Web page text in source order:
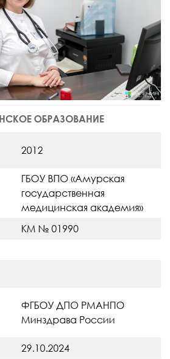
ОБРАЗОВАНИЕ
2012
ГБОУ ВПО «Амурская
государственная
медицинская академия»
КМ № 01990
ФГБОУ ДПО РМАНПО
Минздрава России
29.10.2024